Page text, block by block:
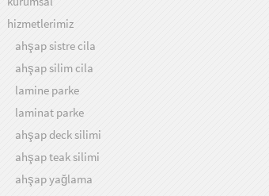
hizmetlerimiz
ahşap sistre cila
ahşap silim cila
lamine parke
laminat parke
ahşap deck silimi
ahşap teak silimi
ahşap yağlama